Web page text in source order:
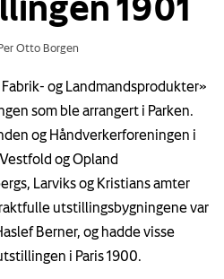
Otto Borgen
og Landmandsprodukter»
som ble arrangert i Parken.
og Håndverkerforeningen i
og Opland
Larviks og Kristians amter
utstillingsbygningene var
Berner, og hadde visse
i Paris 1900.